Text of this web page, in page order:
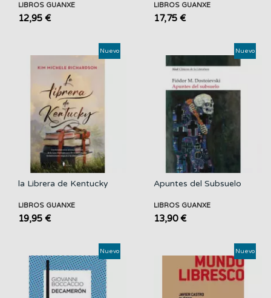
LIBROS GUANXE
12,95 €
LIBROS GUANXE
17,75 €
la Librera de Kentucky
LIBROS GUANXE
19,95 €
Nuevo
Apuntes del Subsuelo
LIBROS GUANXE
13,90 €
Nuevo
Nuevo Nuevo